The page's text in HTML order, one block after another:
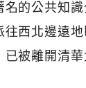
名的公共知
往西北邊遠
已被離開清